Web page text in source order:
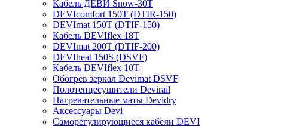
Кабель ДЕВИ Snow-30T
DEVIcomfort 150T (DTIR-150)
DEVImat 150T (DTIF-150)
Кабель DEVIflex 18T
DEVImat 200T (DTIF-200)
DEVIheat 150S (DSVF)
Кабель DEVIflex 10T
Обогрев зеркал Devimat DSVF
Полотенцесушители Devirail
Нагревательные маты Devidry
Аксессуары Devi
Саморегулирующиеся кабели DEVI